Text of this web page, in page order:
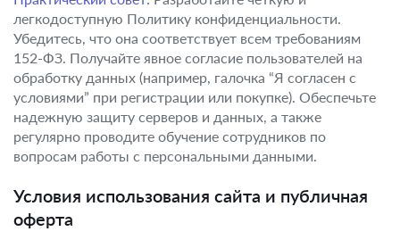
легкодоступную Политику конфиденциальности.
Убедитесь, что она соответствует всем требованиям
152-ФЗ. Получайте явное согласие пользователей на
обработку данных (например, галочка “Я согласен с
условиями” при регистрации или покупке). Обеспечьте
надежную защиту серверов и данных, а также
регулярно проводите обучение сотрудников по
вопросам работы с персональными данными.
Условия использования сайта и публичная
оферта